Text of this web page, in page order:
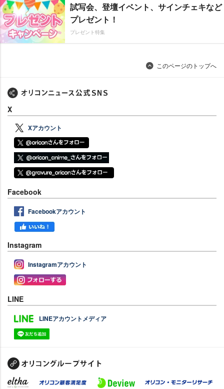
試写会、登壇イベント、サインチェキなど
プレゼント！
プレゼント特集
このページのトップへ
X
Xアカウント
Facebook
Facebookアカウント
Instagram
Instagramアカウント
LINE
LINEアカウントメディア